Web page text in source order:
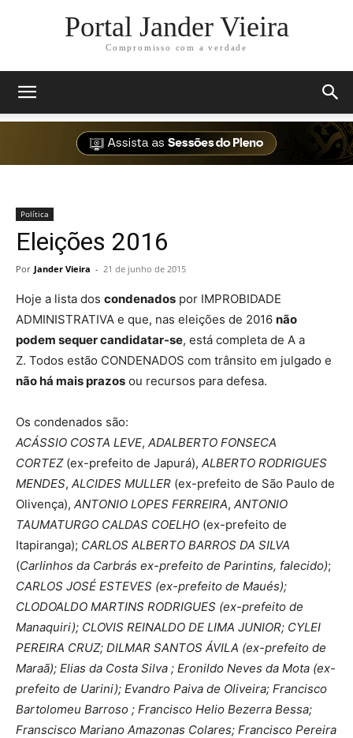
Portal Jander Vieira
Compromisso com a verdade
Política
Eleições 2016
Por Jander Vieira - 21 de junho de 2015
Hoje a lista dos condenados por IMPROBIDADE
ADMINISTRATIVA e que, nas eleições de 2016 não
podem sequer candidatar-se, está completa de A a
Z. Todos estão CONDENADOS com trânsito em julgado e
não há mais prazos ou recursos para defesa.
Os condenados são:
ACÁSSIO COSTA LEVE, ADALBERTO FONSECA
CORTEZ (ex-prefeito de Japurá), ALBERTO RODRIGUES
MENDES, ALCIDES MULLER (ex-prefeito de São Paulo de
Olivença), ANTONIO LOPES FERREIRA, ANTONIO
TAUMATURGO CALDAS COELHO (ex-prefeito de
Itapiranga); CARLOS ALBERTO BARROS DA SILVA
(Carlinhos da Carbrás ex-prefeito de Parintins, falecido);
CARLOS JOSÉ ESTEVES (ex-prefeito de Maués);
CLODOALDO MARTINS RODRIGUES (ex-prefeito de
Manaquiri); CLOVIS REINALDO DE LIMA JUNIOR; CYLEI
PEREIRA CRUZ; DILMAR SANTOS ÁVILA (ex-prefeito de
Maraã); Elias da Costa Silva ; Eronildo Neves da Mota (ex-
prefeito de Uarini); Evandro Paiva de Oliveira; Francisco
Bartolomeu Barroso ; Francisco Helio Bezerra Bessa;
Franscisco Mariano Amazonas Colares; Francisco Pereira